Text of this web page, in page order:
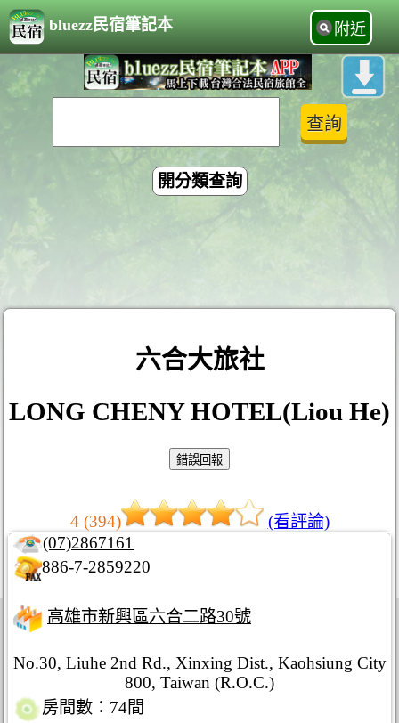
bluezz民宿筆記本 附近
開分類查詢
六合大旅社
LONG CHENY HOTEL(Liou He)
4 (394)
(看評論)
(07)2867161
886-7-2859220
高雄市新興區六合二路30號
No.30, Liuhe 2nd Rd., Xinxing Dist., Kaohsiung City
800, Taiwan (R.O.C.)
房間數：74間